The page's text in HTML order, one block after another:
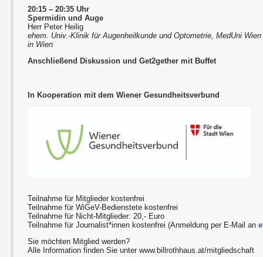
20:15 – 20:35 Uhr
Spermidin und Auge
Herr Peter Heilig
ehem. Univ.-Klinik für Augenheilkunde und Optometrie, MedUni
in Wien
Anschließend Diskussion und Get2gether mit Buffet
In Kooperation mit dem Wiener Gesundheitsverbund
Teilnahme für Mitglieder kostenfrei
Teilnahme für WiGeV-Bedienstete kostenfrei
Teilnahme für Nicht-Mitglieder: 20,- Euro
Teilnahme für Journalist*innen kostenfrei (Anmeldung per E-Mail an
Sie möchten Mitglied werden?
Alle Information finden Sie unterwww.billrothhaus.at/mitgliedschaft